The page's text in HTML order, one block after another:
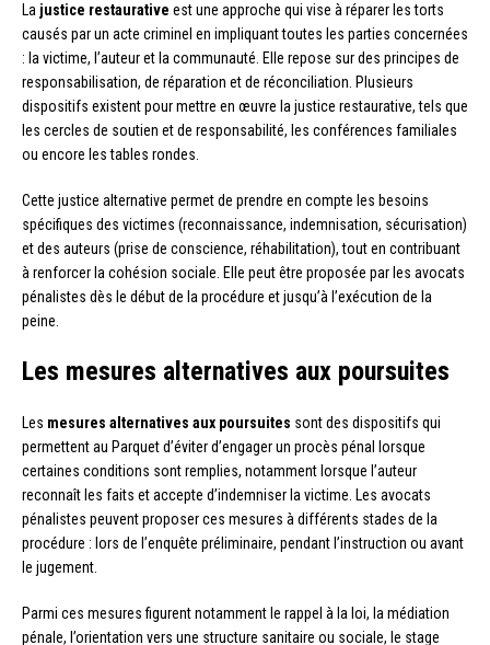
La justice restaurative est une approche qui vise à réparer les torts
causés par un acte criminel en impliquant toutes les parties concernées
: la victime, l’auteur et la communauté. Elle repose sur des principes de
responsabilisation, de réparation et de réconciliation. Plusieurs
dispositifs existent pour mettre en œuvre la justice restaurative, tels que
les cercles de soutien et de responsabilité, les conférences familiales
ou encore les tables rondes.
Cette justice alternative permet de prendre en compte les besoins
spécifiques des victimes (reconnaissance, indemnisation, sécurisation)
et des auteurs (prise de conscience, réhabilitation), tout en contribuant
à renforcer la cohésion sociale. Elle peut être proposée par les avocats
pénalistes dès le début de la procédure et jusqu’à l’exécution de la
peine.
Les mesures alternatives aux poursuites
Les mesures alternatives aux poursuites sont des dispositifs qui
permettent au Parquet d’éviter d’engager un procès pénal lorsque
certaines conditions sont remplies, notamment lorsque l’auteur
reconnaît les faits et accepte d’indemniser la victime. Les avocats
pénalistes peuvent proposer ces mesures à différents stades de la
procédure : lors de l’enquête préliminaire, pendant l’instruction ou avant
le jugement.
Parmi ces mesures figurent notamment le rappel à la loi, la médiation
pénale, l’orientation vers une structure sanitaire ou sociale, le stage